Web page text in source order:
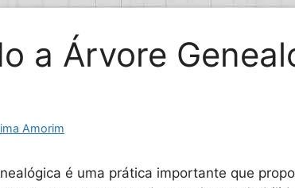
a Árvore
Amorim
é uma prática importante que